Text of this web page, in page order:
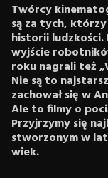
Twórcy
są za tych,
historii ludzkości.
wyjście
roku nagrali też
Nie są to
zachował się w
Ale to filmy o
Przyjrzymy się
stworzonym w
wiek.